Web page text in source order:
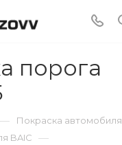
порога
— Покраска автомобиля
BAIC —